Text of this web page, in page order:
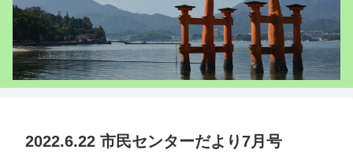
2022.6.22 市民センターだより7月号